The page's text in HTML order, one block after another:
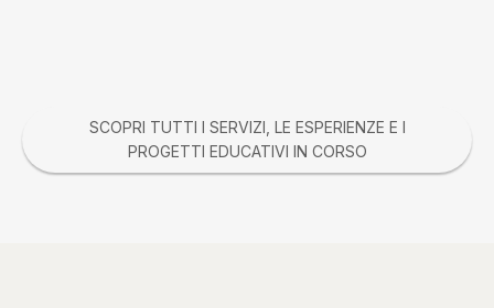
SCOPRI TUTTI I SERVIZI, LE ESPERIENZE E I
PROGETTI EDUCATIVI IN CORSO